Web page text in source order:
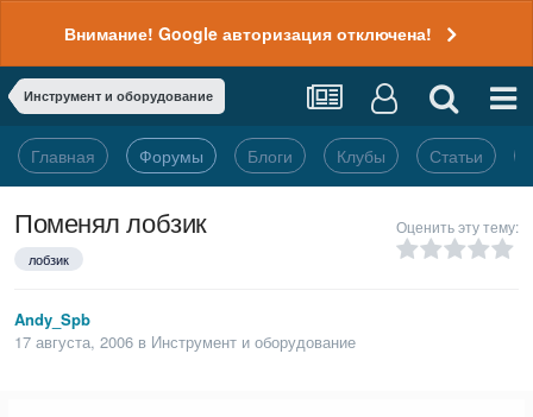
Внимание! Google авторизация отключена!
Инструмент и оборудование
Главная Форумы Блоги Клубы Статьи
Поменял лобзик
лобзик
Оценить эту тему:
Andy_Spb
17 августа, 2006 в Инструмент и оборудование